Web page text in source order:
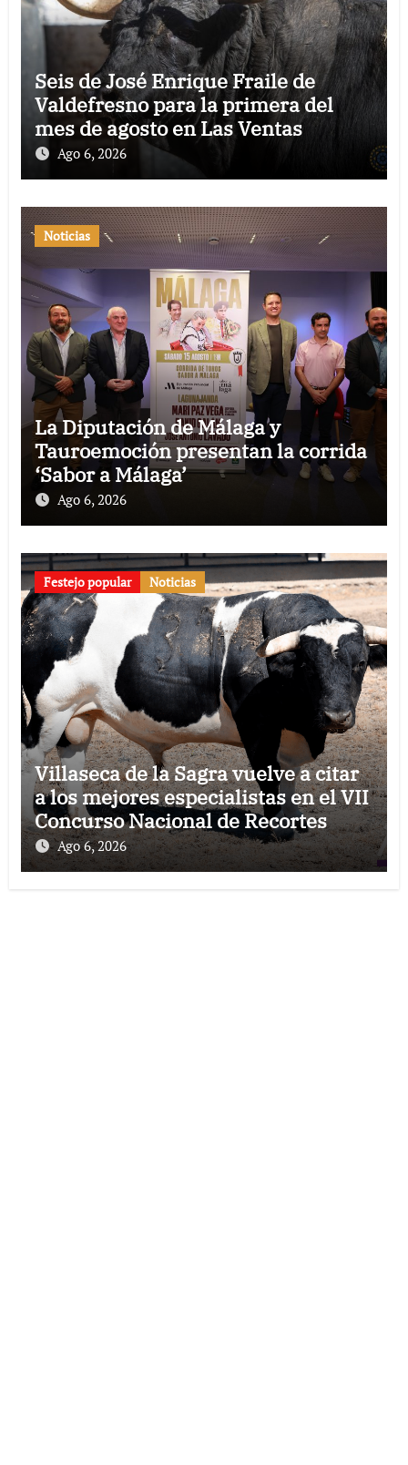
Seis de José Enrique Fraile de
Valdefresno para la primera del
mes de agosto en Las Ventas
Ago 6, 2026
Noticias
La Diputación de Málaga y
Tauroemoción presentan la corrida
‘Sabor a Málaga’
Ago 6, 2026
Festejo popular Noticias
Villaseca de la Sagra vuelve a citar
a los mejores especialistas en el VII
Concurso Nacional de Recortes
Ago 6, 2026